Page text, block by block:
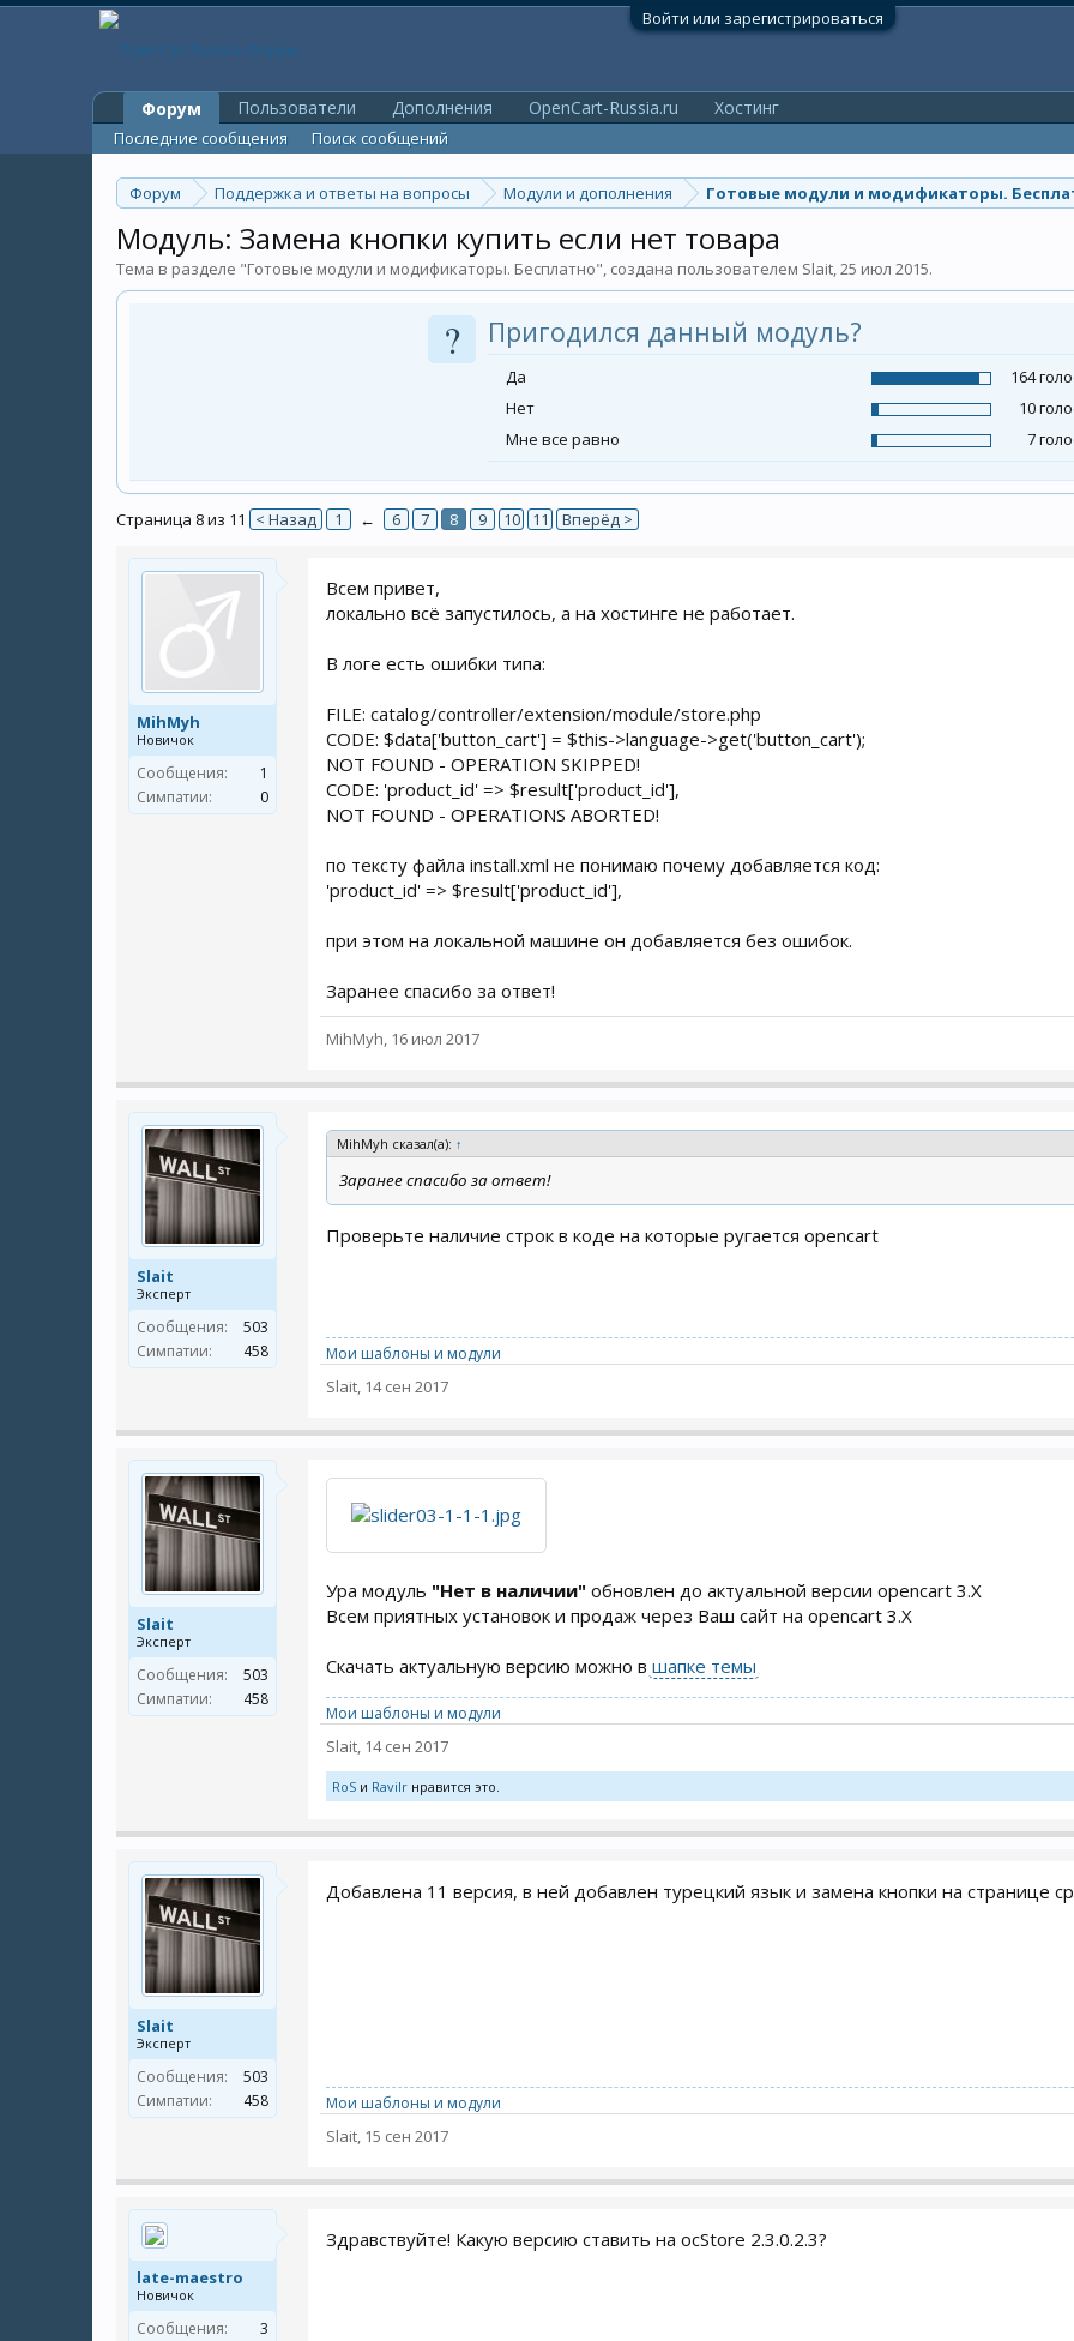
Войти или зарегистрироваться
Форум Поддержка и ответы на вопросы Модули и дополнения Готовые модули и модификаторы.
Модуль: Замена кнопки купить если нет товара
Тема в разделе "Готовые модули и модификаторы. Бесплатно", создана пользователем Slait,25 июл 2015.
? Пригодился данный модуль?
Да
164
Нет
10
Мне все равно
7
Страница 8 из 11 < Назад 1 ← 6 7 8 9 10 11 Вперёд >
MihMyh
Новичок
Сообщения:
1
Симпатии:
0
Всем привет,
локально всё запустилось, а на хостинге не работает.
В логе есть ошибки типа:
FILE: catalog/controller/extension/module/store.php
CODE: $data['button_cart'] = $this->language->get('button_cart');
NOT FOUND - OPERATION SKIPPED!
CODE: 'product_id' => $result['product_id'],
NOT FOUND - OPERATIONS ABORTED!
по тексту файла install.xml не понимаю почему добавляется код:
'product_id' => $result['product_id'],
при этом на локальной машине он добавляется без ошибок.
Заранее спасибо за ответ!
MihMyh, 16 июл 2017
Slait
Эксперт
Сообщения:
503
Симпатии:
458
MihMyh сказал(а): ↑
Заранее спасибо за ответ!
Проверьте наличие строк в коде на которые ругается opencart
Мои шаблоны и модули
Slait, 14 сен 2017
Slait
Эксперт
Сообщения:
503
Симпатии:
458
Ура модуль "Нет в наличии" обновлен до актуальной версии opencart 3.X
Всем приятных установок и продаж через Ваш сайт на opencart 3.X
Скачать актуальную версию можно в шапке темы
Мои шаблоны и модули
Slait, 14 сен 2017
RoS и Ravilr нравится это.
Slait
Эксперт
Сообщения:
503
Симпатии:
458
Добавлена 11 версия, в ней добавлен турецкий язык и замена кнопки на странице
Мои шаблоны и модули
Slait, 15 сен 2017
late-maestro
Новичок
Сообщения:
3
Здравствуйте! Какую версию ставить на ocStore 2.3.0.2.3?
Форум
Последние сообщения Поиск сообщений
Пользователи Дополнения OpenCart-Russia.ru Хостинг